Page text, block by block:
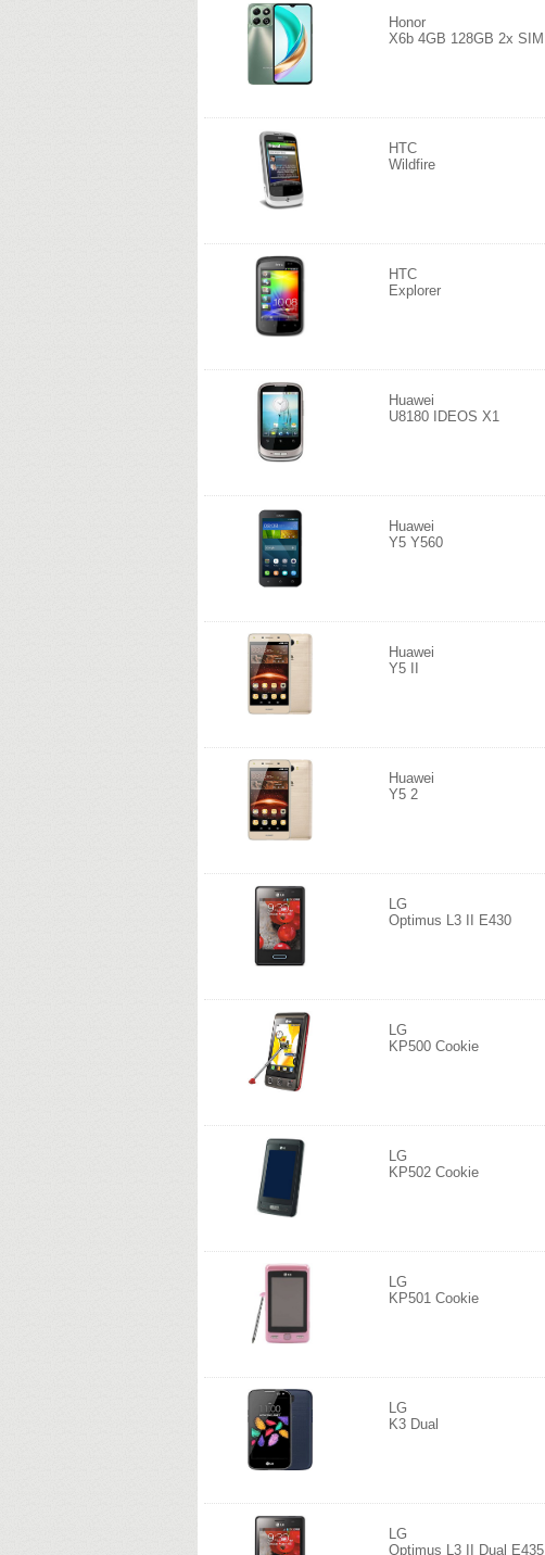
Honor
X6b 4GB 128GB 2x SIM
HTC
Wildfire
HTC
Explorer
Huawei
U8180 IDEOS X1
Huawei
Y5 Y560
Huawei
Y5 II
Huawei
Y5 2
LG
Optimus L3 II E430
LG
KP500 Cookie
LG
KP502 Cookie
LG
KP501 Cookie
LG
K3 Dual
LG
Optimus L3 II Dual E435